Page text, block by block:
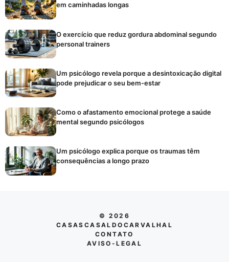
em caminhadas longas
O exercício que reduz gordura abdominal segundo
personal trainers
Um psicólogo revela porque a desintoxicação digital
pode prejudicar o seu bem-estar
Como o afastamento emocional protege a saúde
mental segundo psicólogos
Um psicólogo explica porque os traumas têm
consequências a longo prazo
© 2026
CASASCASALDOCARVALHAL
CONTATO
AVISO-LEGAL